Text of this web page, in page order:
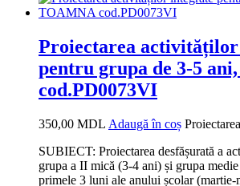
Proiectarea
pentru grupa de 3-5
cod.PD0073VI
350,00 MDL Adaugă în coș
SUBIECT: Proiectarea desfășurată a
grupa a II mică (3-4 ani) și grupa
primele 3 luni ale anului școlar (martie-